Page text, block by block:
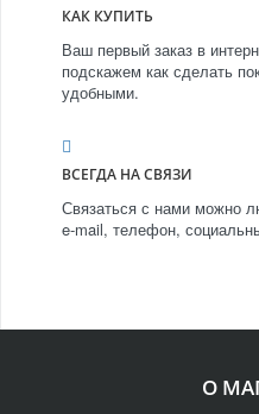
КАК КУПИТЬ
Ваш первый заказ в
подскажем как сделать
удобными.
ВСЕГДА НА СВЯЗИ
Связаться с нами можно
e-mail, телефон,
О